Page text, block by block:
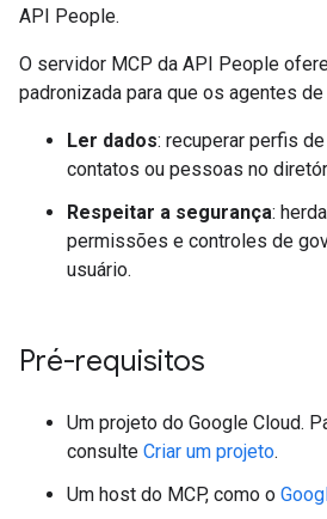
API People.
O servidor MCP da API People
padronizada para que os agentes
Ler dados: recuperar perfis
contatos ou pessoas no
Respeitar a segurança:
permissões e controles de
usuário.
Pré-requisitos
Um projeto do Google Cloud.
consulte Criar um projeto.
Um host do MCP, como o